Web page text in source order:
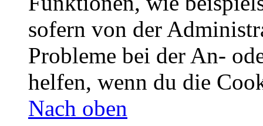
sofern von der
Probleme bei der An-
helfen, wenn du die
Nach oben